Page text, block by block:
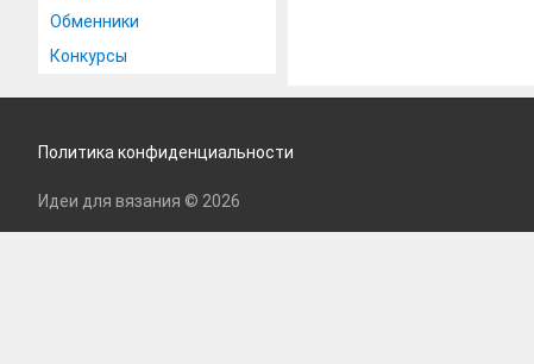
Обменники
Конкурсы
Политика конфиденциальности
Идеи для вязания © 2026